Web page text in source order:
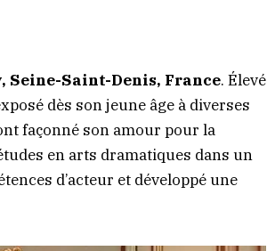
Seine-Saint-Denis, France. Élevé
dès son jeune âge à diverses
façonné son amour pour la
en arts dramatiques dans un
d’acteur et développé une